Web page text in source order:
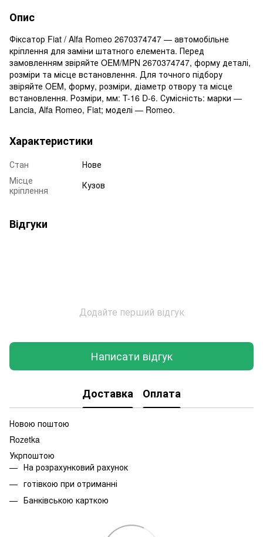
Опис
Фіксатор Fiat / Alfa Romeo 2670374747 — автомобільне
кріплення для заміни штатного елемента. Перед
замовленням звіряйте OEM/MPN 2670374747, форму деталі,
розміри та місце встановлення. Для точного підбору
звіряйте OEM, форму, розміри, діаметр отвору та місце
встановлення. Розміри, мм: T-16 D-6. Сумісність: марки —
Lancia, Alfa Romeo, Fiat; моделі — Romeo.
Характеристики
Стан
Нове
Місце
кріплення
Кузов
Відгуки
Додайте перший відгук
Написати відгук
Доставка Оплата
Новою поштою
Rozetka
Укрпоштою
На розрахунковий рахунок
готівкою при отриманні
Банківською карткою